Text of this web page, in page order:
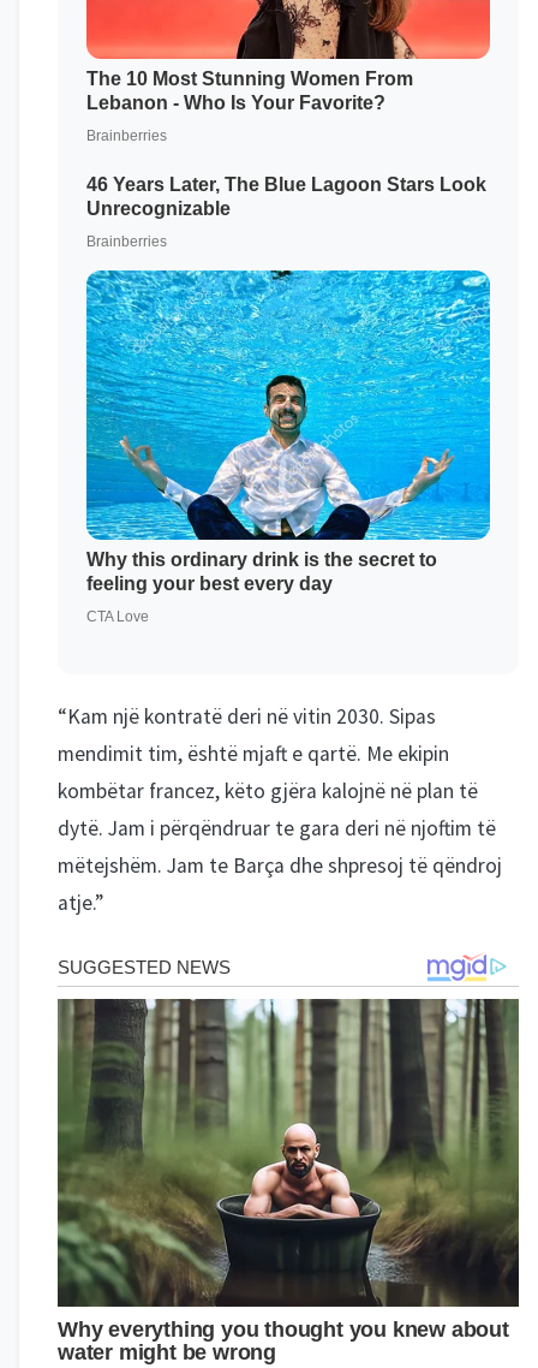
“Kam një kontratë deri në vitin 2030. Sipas
mendimit tim, është mjaft e qartë. Me ekipin
kombëtar francez, këto gjëra kalojnë në plan të
dytë. Jam i përqëndruar te gara deri në njoftim të
mëtejshëm. Jam te Barça dhe shpresoj të qëndroj
atje.”